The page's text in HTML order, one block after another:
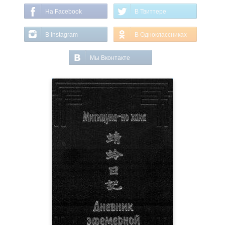
На Facebook В Твиттере
В Instagram В Одноклассниках
Мы Вконтакте